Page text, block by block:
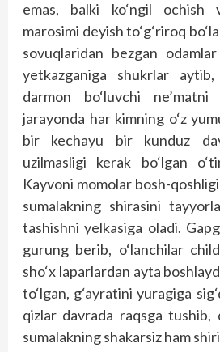
emas, balki ko‘ngil ochish
marosimi deyish to‘g‘riroq
sovuqlaridan bezgan
yetkazganiga shukrlar
darmon bo‘luvchi
jarayonda har kimning o‘z
bir kechayu bir kunduz
uzilmasligi kerak bo‘lgan
Kayvoni momolar bosh-
sumalakning shirasini
tashishni yelkasiga oladi.
gurung berib, o‘lanchilar
sho‘x laparlardan ayta
to‘lgan, g‘ayratini yuragiga
qizlar davrada raqsga tushib,
sumalakning shakarsiz ham